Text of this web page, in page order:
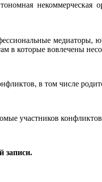
некоммерческая
медиаторы,
в которые вовлечены
в том числе
участников
записи.